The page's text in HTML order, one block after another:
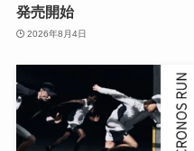
発売開始
2026年8月4日